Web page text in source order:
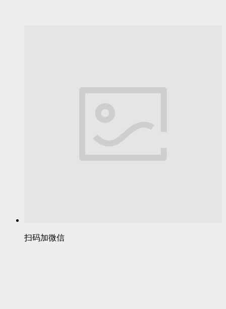
扫码加微信